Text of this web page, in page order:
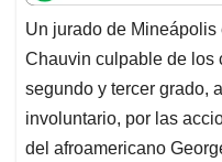
t
s
A
p
p
e
b
o
o
k
k
e
d
I
n
i
l
Un jurado de
Chauvin culpable de los
segundo y tercer grado,
involuntario, por las
del afroamericano